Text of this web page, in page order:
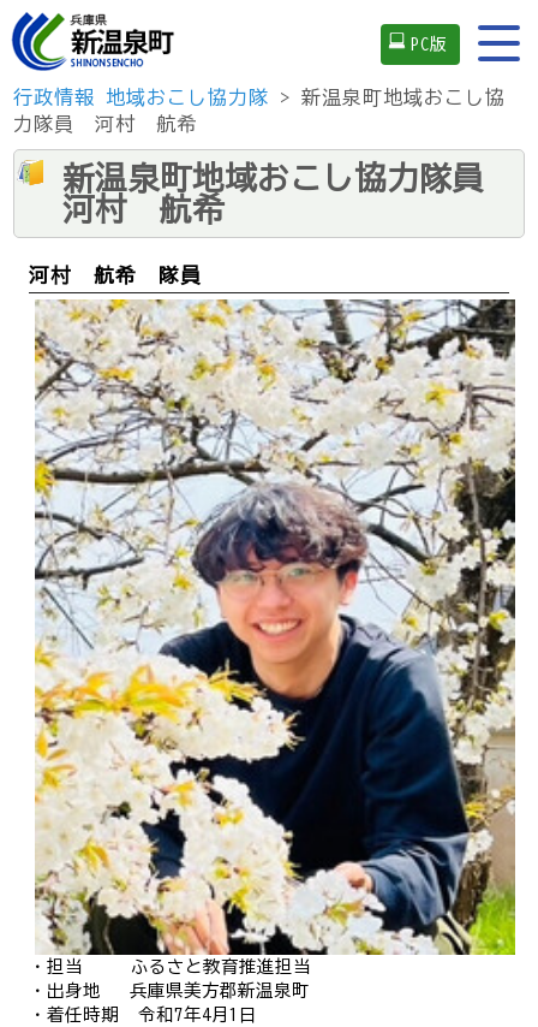
PC版
行政情報 地域おこし協力隊 > 新温泉町地域おこし協
力隊員 河村 航希
新温泉町地域おこし協力隊員
河村 航希
河村 航希 隊員
・担当 ふるさと教育推進担当
・出身地 兵庫県美方郡新温泉町
・着任時期 令和 7年4月 1 日